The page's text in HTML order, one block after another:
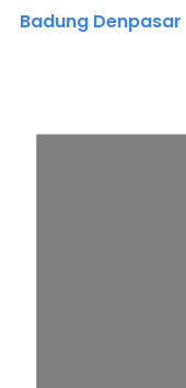
Badung Denpasar